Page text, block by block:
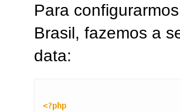
Para
Brasil, fazemos a
data:
<?php